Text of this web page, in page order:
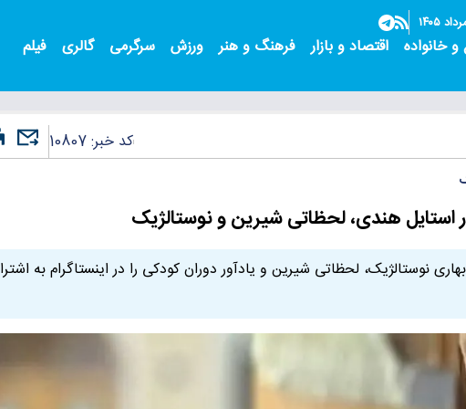
و خانواده اقتصاد و بازار فرهنگ و هنر ورزش سرگرمی گالری فیلم
کد خبر:10807
هندی، لحظاتی شیرین و نوستالژیک
نوستالژیک، لحظاتی شیرین و یادآور دوران کودکی را در اینستاگرام به